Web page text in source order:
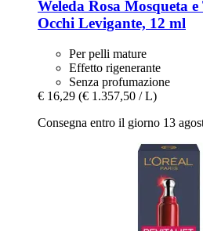
Weleda Rosa Mosqueta
Occhi Levigante, 12 ml
Per pelli mature
Effetto rigenerante
Senza profumazione
€ 16,29 (€ 1.357,50 / L)
Consegna entro il giorno 13